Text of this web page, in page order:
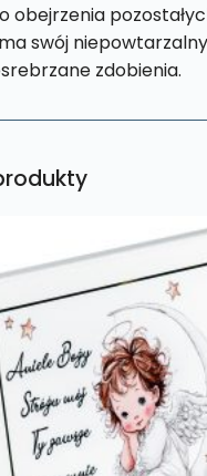
obejrzenia
swój
zdobienia.